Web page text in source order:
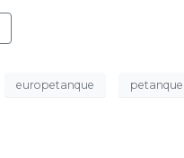
europetanque petanque